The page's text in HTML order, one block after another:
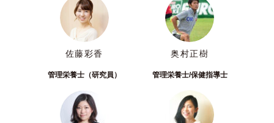
佐藤彩香 奥村正樹
管理栄養士（研究員） 管理栄養士/保健指導士